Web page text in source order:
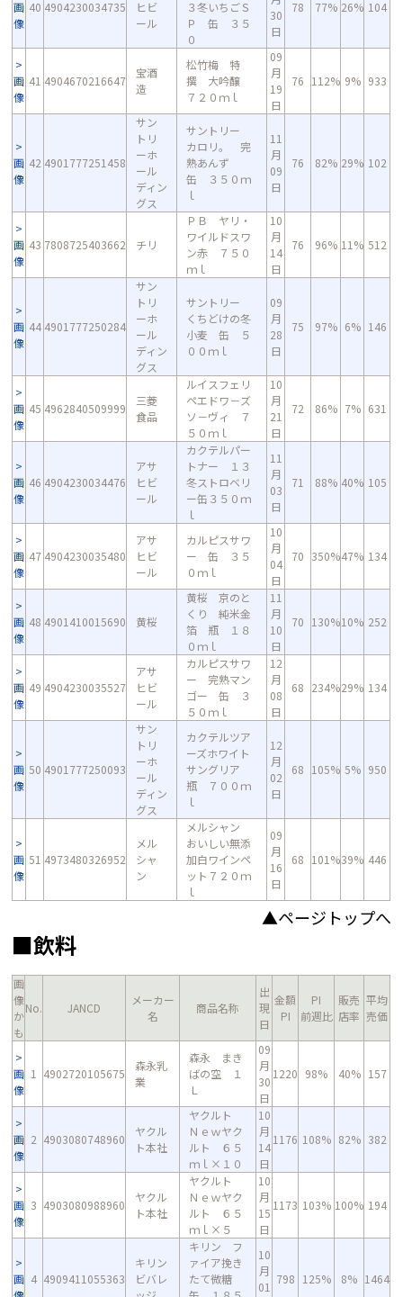
画
像
40 4904230034735
ヒビ
ール
３冬いちごＳ
Ｐ 缶 ３５
０
30
日
78 77% 26% 104
画
像
41 4904670216647
宝酒
造
松竹梅 特
撰 大吟醸
７２０ｍｌ
09
月
19
日
76 112% 9% 933
画
像
42 4901777251458
サン
トリ
ーホ
ール
ディン
グス
サントリー
カロリ。 完
熟あんず
缶 ３５０ｍ
ｌ
11
月
09
日
76 82% 29% 102
画
像
43 7808725403662 チリ
ＰＢ ヤリ・
ワイルドスワ
ン赤 ７５０
ｍｌ
10
月
14
日
76 96% 11% 512
画
像
44 4901777250284
サン
トリ
ーホ
ール
ディン
グス
サントリー
くちどけの冬
小麦 缶 ５
００ｍｌ
09
月
28
日
75 97% 6% 146
画
像
45 4962840509999
三菱
食品
ルイスフェリ
ペエドワ－ズ
ソ－ヴィ ７
５０ｍｌ
10
月
21
日
72 86% 7% 631
画
像
46 4904230034476
アサ
ヒビ
ール
カクテルパー
トナー １３
冬ストロベリ
ー缶３５０ｍ
ｌ
11
月
03
日
71 88% 40% 105
画
像
47 4904230035480
アサ
ヒビ
ール
カルピスサワ
ー 缶 ３５
０ｍｌ
10
月
04
日
70 350%47% 134
画
像
48 4901410015690 黄桜
黄桜 京のと
くり 純米金
箔 瓶 １８
０ｍｌ
11
月
10
日
70 130%10% 252
画
像
49 4904230035527
アサ
ヒビ
ール
カルピスサワ
ー 完熟マン
ゴー 缶 ３
５０ｍｌ
12
月
08
日
68 234%29% 134
画
像
50 4901777250093
サン
トリ
ーホ
ール
ディン
グス
カクテルツア
ーズホワイト
サングリア
瓶 ７００ｍ
ｌ
12
月
02
日
68 105% 5% 950
画
像
51 4973480326952
メル
シャ
ン
メルシャン
おいしい無添
加白ワインペ
ット７２０ｍ
ｌ
09
月
16
日
68 101%39% 446
▲ページトップへ
■飲料
画
像
か
も
No. JANCD
メーカー
名
商品名称
出
現
日
金額
PI
PI
前週比
販売
店率
平均
売価
画
像
1 4902720105675
森永乳
業
森永 まき
ばの空 １
Ｌ
09
月
30
日
1220 98% 40% 157
画
像
2 4903080748960
ヤクル
ト本社
ヤクルト
Ｎｅｗヤク
ルト ６５
ｍｌ×１０
10
月
14
日
1176 108% 82% 382
画
像
3 4903080988960
ヤクル
ト本社
ヤクルト
Ｎｅｗヤク
ルト ６５
ｍｌ×５
10
月
15
日
1173 103% 100% 194
画 4 4909411055363
キリン
ビバレ
キリン フ
ァイア挽き
たて微糖
10
月
01
798 125% 8% 1464